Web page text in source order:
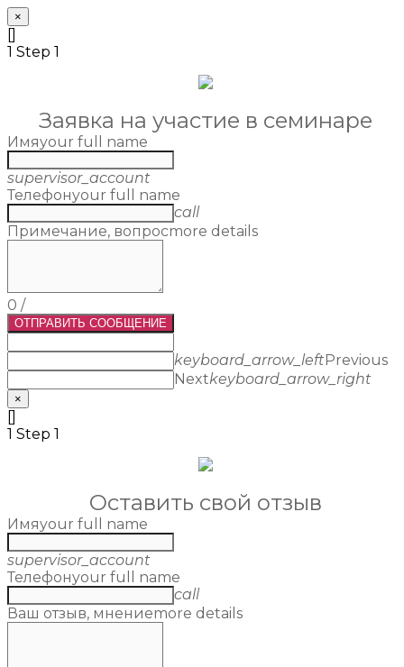
×
[]
1 Step 1
Заявка на участие в семинаре
Имяyour full name
supervisor_account
Телефонyour full name
call
Примечание, вопросmore details
0 /
ОТПРАВИТЬ СООБЩЕНИЕ
keyboard_arrow_leftPrevious
Nextkeyboard_arrow_right
×
[]
1 Step 1
Оставить свой отзыв
Имяyour full name
supervisor_account
Телефонyour full name
call
Ваш отзыв, мнениеmore details